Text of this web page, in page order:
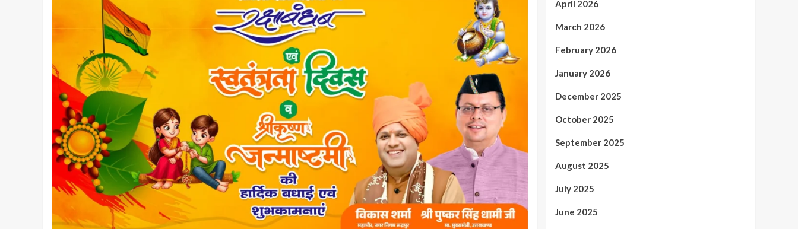
April 2026
March 2026
February 2026
January 2026
December 2025
October 2025
September 2025
August 2025
July 2025
June 2025